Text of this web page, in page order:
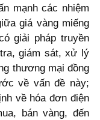
mạnh các nhiệm
giá vàng miếng
giải pháp truyền
giám sát, xử lý
thương mại đồng
về vấn đề này;
về hóa đơn điện
bán vàng, đến